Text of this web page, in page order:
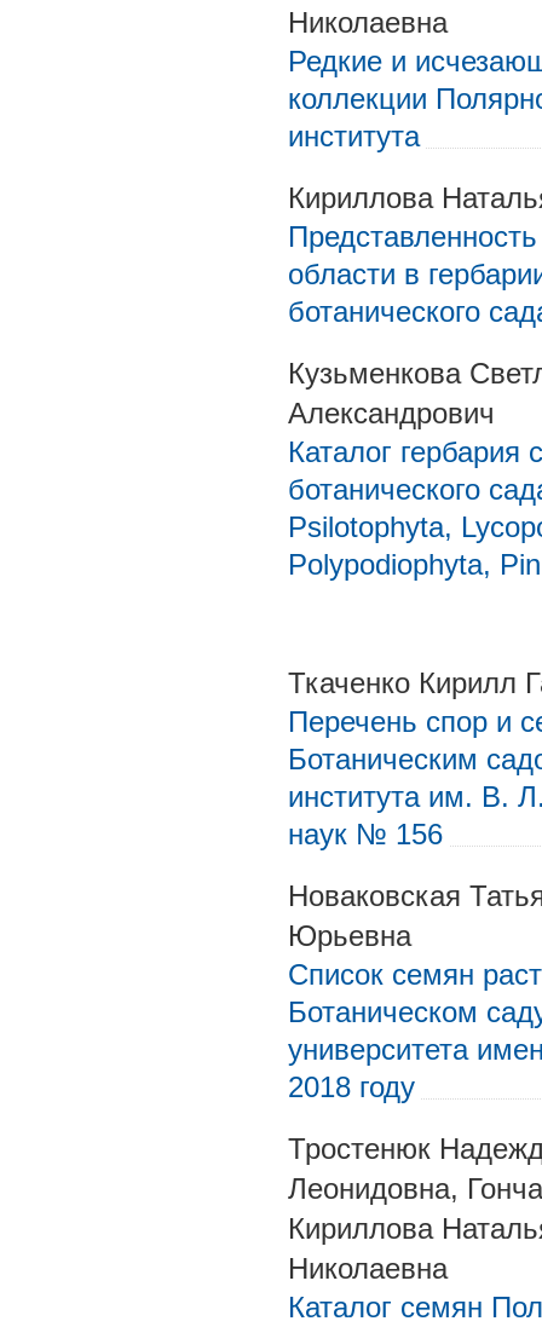
Николаевна
Редкие и
коллекции
института
Кириллова
области в
ботанического
Кузьменкова
Александрович
Каталог гербария
ботанического
Psilotophyta,
Polypodiophyta,
Ткаченко Кирилл
Перечень спор и
Ботаническим
института им. В.
наук № 156
Новаковская
Юрьевна
Список семян
Ботаническом
университета
2018 году
Тростенюк
Леонидовна,
Кириллова
Николаевна
Каталог семян